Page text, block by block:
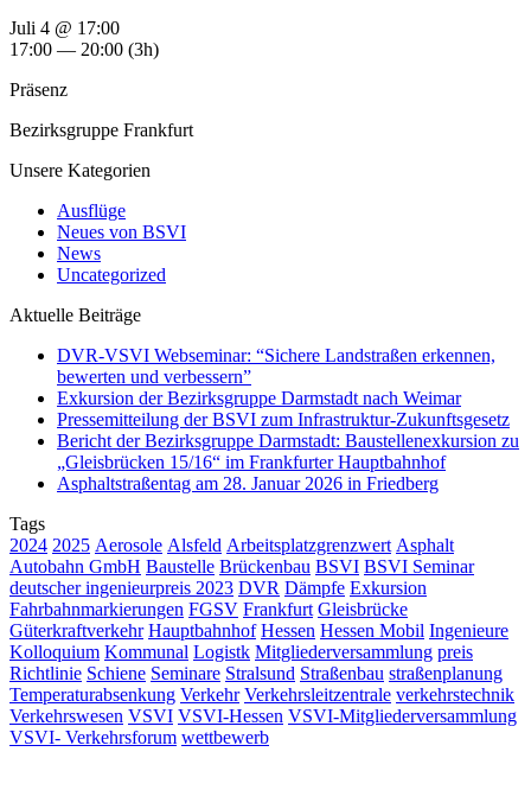
Juli 4 @ 17:00
17:00 — 20:00 (3h)
Präsenz
Bezirksgruppe Frankfurt
Unsere Kategorien
Ausflüge
Neues von BSVI
News
Uncategorized
Aktuelle Beiträge
DVR-VSVI Webseminar: “Sichere Landstraßen erkennen,
bewerten und verbessern”
Exkursion der Bezirksgruppe Darmstadt nach Weimar
Pressemitteilung der BSVI zum Infrastruktur-Zukunftsgesetz
Bericht der Bezirksgruppe Darmstadt: Baustellenexkursion zu
„Gleisbrücken 15/16“ im Frankfurter Hauptbahnhof
Asphaltstraßentag am 28. Januar 2026 in Friedberg
Tags
2024 2025 Aerosole Alsfeld Arbeitsplatzgrenzwert Asphalt
Autobahn GmbH Baustelle Brückenbau BSVI BSVI Seminar
deutscher ingenieurpreis 2023 DVR Dämpfe Exkursion
Fahrbahnmarkierungen FGSV Frankfurt Gleisbrücke
Güterkraftverkehr Hauptbahnhof Hessen Hessen Mobil Ingenieure
Kolloquium Kommunal Logistk Mitgliederversammlung preis
Richtlinie Schiene Seminare Stralsund Straßenbau straßenplanung
Temperaturabsenkung Verkehr Verkehrsleitzentrale verkehrstechnik
Verkehrswesen VSVI VSVI-Hessen VSVI-Mitgliederversammlung
VSVI- Verkehrsforum wettbewerb